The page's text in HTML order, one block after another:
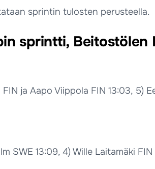
sprintin tulosten perusteella.
sprintti, Beitostölen
ja Aapo Viippola FIN 13:03, 5)
SWE 13:09, 4) Wille Laitamäki FIN